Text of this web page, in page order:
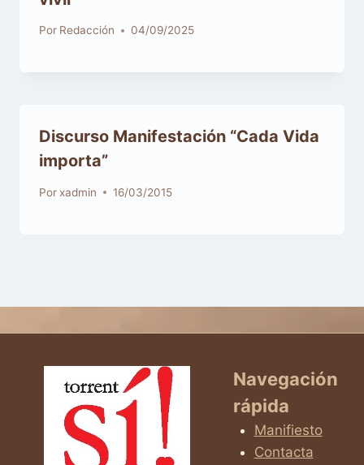
Por Redacción 04/09/2025
Discurso Manifestación “Cada Vida
importa”
Por xadmin 16/03/2015
Navegación
rápida
Manifiesto
Contacta